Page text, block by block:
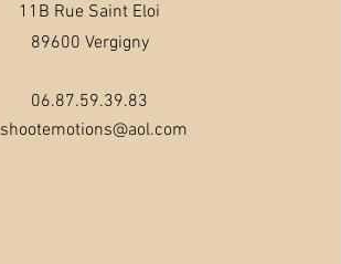
11B Rue Saint Eloi
89600 Vergigny
06.87.59.39.83
shootemotions@aol.com